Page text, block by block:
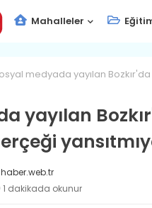
Mahalleler
medyada yayılan
yayılan
1 dakikada okunur